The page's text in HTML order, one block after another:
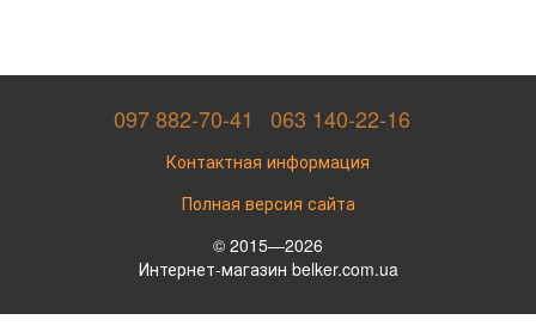
097 882-70-41 063 140-22-16
Контактная информация
Полная версия сайта
© 2015—2026
Интернет-магазин belker.com.ua